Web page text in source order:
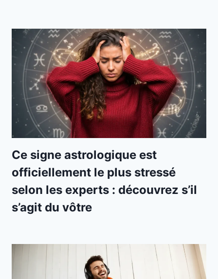
Ce signe astrologique est
officiellement le plus stressé
selon les experts : découvrez s’il
s’agit du vôtre